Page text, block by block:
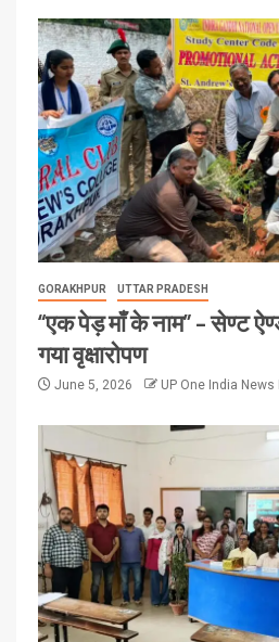
GORAKHPUR UTTAR PRADESH
“एक पेड़ माँ के नाम” – सेण्ट
गया वृक्षारोपण
June 5, 2026 UP One India News